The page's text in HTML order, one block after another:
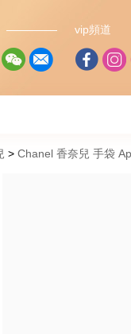
vip頻道
Chanel 香奈兒 手袋